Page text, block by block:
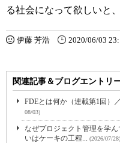
る社会になって欲しいと
伊藤 芳浩 2020/06/03
関連記事＆ブログエントリ
FDEとは何か（連載第1回）
08/03)
なぜプロジェクト管理を学
いはケーキの工程... (2026/07/28)